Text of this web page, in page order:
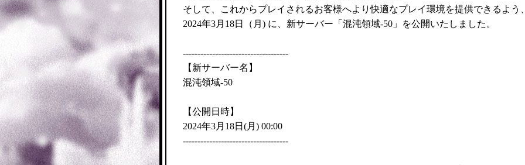
そして、これからプレイされるお客様へより快適なプレイ環境を提供できるよう
2024年3月18日（ 月) に、新サーバー「混沌領域-50」を公開いたしました。
------------------------------------
【新サーバー名】
混沌領域-50
【公開日時】
2024年3月18日(月) 00:00
------------------------------------